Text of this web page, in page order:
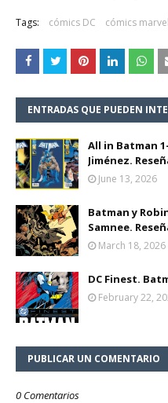
Tags: cómics DC cómics marvel
ENTRADAS QUE PUEDEN
All in Batman
Jiménez.
June 13, 2026
Batman y
Samnee.
March 18, 2026
DC Finest.
February 22,
PUBLICAR UN COMENTARIO
0 Comentarios